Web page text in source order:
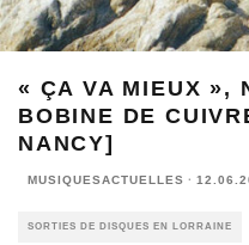
« ÇA VA MIEUX »,
BOBINE DE
NANCY]
MUSIQUESACTUELLES ·
SORTIES DE DISQUES EN LORRAINE